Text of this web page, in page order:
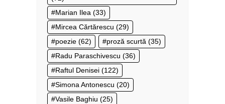
Marian Ilea (33)
Mircea Cărtărescu (29)
poezie (62) proză scurtă (35)
Radu Paraschivescu (36)
Raftul Denisei (122)
Simona Antonescu (20)
Vasile Baghiu (25)